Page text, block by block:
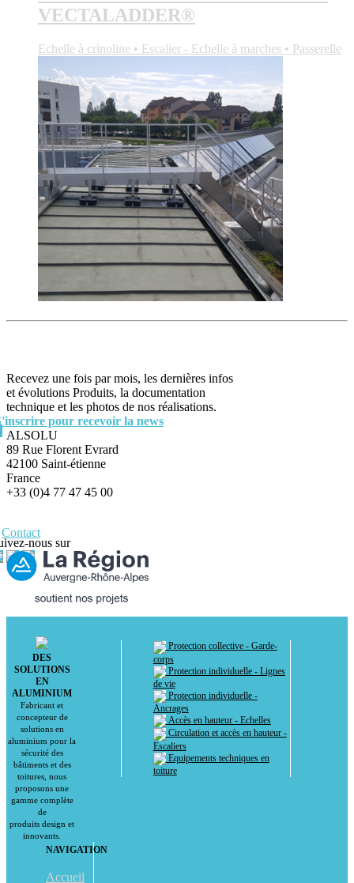
VECTALADDER®
Echelle à crinoline • Escalier - Echelle à marches • Passerelle
Recevez une fois par mois, les dernières infos
et évolutions Produits, la documentation
technique et les photos de nos réalisations.
pour recevoir la news
ALSOLU
89 Rue Florent Evrard
42100 Saint-étienne
France
+33 (0)4 77 47 45 00
Contact
nous sur
DES
SOLUTIONS
EN
ALUMINIUM
Fabricant et
concepteur de
solutions en
aluminium pour la
sécurité des
bâtiments et des
toitures, nous
proposons une
gamme complète
de
produits design et
innovants.
Protection collective - Garde-
corps
Protection individuelle - Lignes
de vie
Protection individuelle -
Ancrages
Accès en hauteur - Echelles
Circulation et accès en hauteur -
Escaliers
Equipements techniques en
toiture
NAVIGATION
Accueil